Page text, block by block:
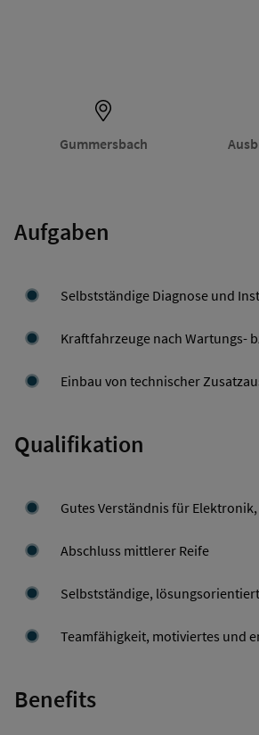
Gummersbach
Aufgaben
Selbstständige Diagnose und
Kraftfahrzeuge nach Wartungs-
Einbau von technischer
Qualifikation
Gutes Verständnis für
Abschluss mittlerer Reife
Selbstständige,
Teamfähigkeit, motiviertes und
Benefits